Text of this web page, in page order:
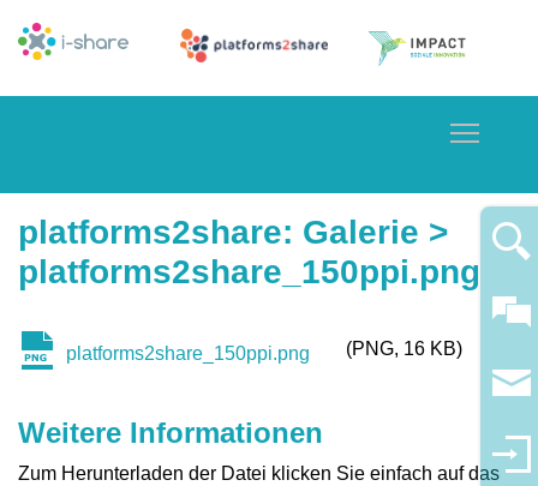
platforms2share: Galerie >
platforms2share_150ppi.png
platforms2share_150ppi.png PNG 16 KB
Weitere Informationen
Zum Herunterladen der Datei klicken Sie einfach auf das